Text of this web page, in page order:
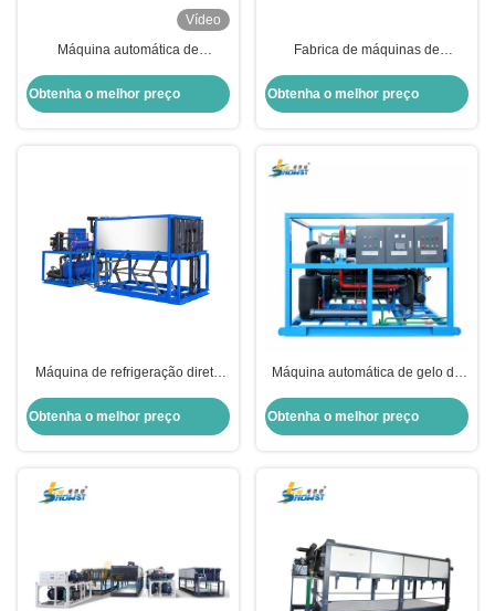
Vídeo
Máquina automática de
industrial 5 toneladas para
refrigeração de peixes e frutos do
Obtenha o melhor preço
Fabrica de máquinas de
arrefecimento direto de 2
toneladas 25kg 50kg
Obtenha o melhor preço
Máquina de refrigeração direta
de gelo
Obtenha o melhor preço
Máquina automática de gelo de
50 toneladas para a indústria do
Obtenha o melhor preço